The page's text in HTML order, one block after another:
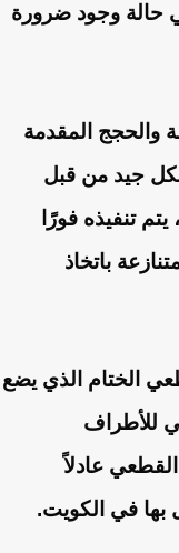
حالة وجود ضرورة
والحجج المقدمة
جيد من قبل
تنفيذه فورًا
باتخاذ
الختام الذي يضع
للأطراف
عادلاً
بها في الكويت.